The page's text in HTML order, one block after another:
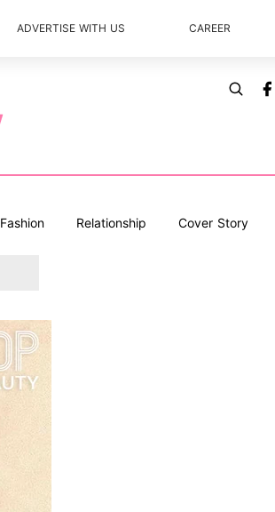
ADVERTISE WITH US CAREER
Fashion Relationship Cover Story